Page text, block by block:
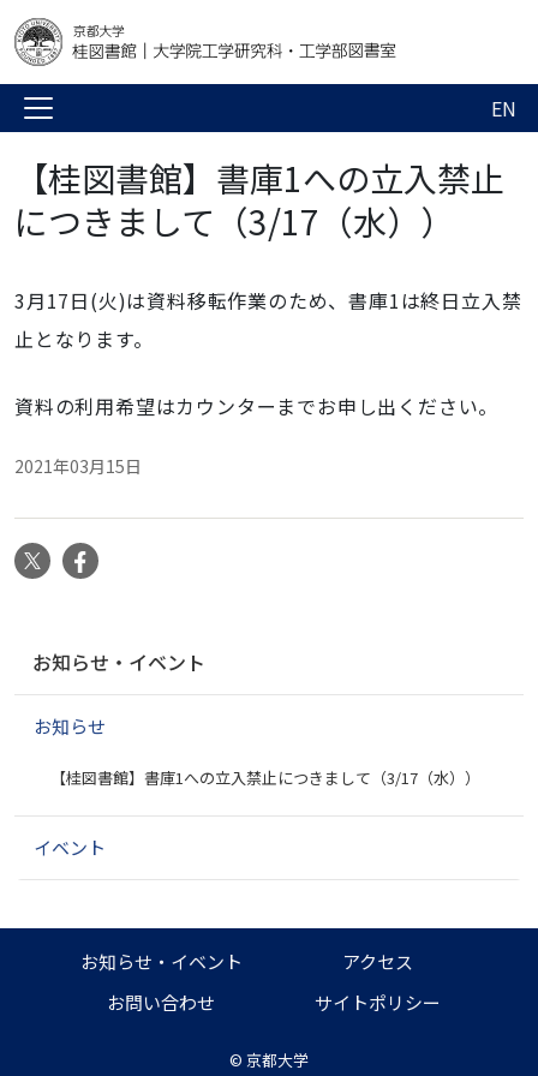
EN
【桂図書館】書庫1への立入禁止
につきまして（3/17（水））
3月17日(火)は資料移転作業のため、書庫1は終日立入禁
止となります。
資料の利用希望はカウンターまでお申し出ください。
2021年03月15日
X
ゲ
ン
お知らせ・イベント
お知らせ
【桂図書館】書庫1への立入禁止につきまして（3/17（水））
イベント
© 京都大学
お知らせ・イベント
アクセス
お問い合わせ
サイトポリシー